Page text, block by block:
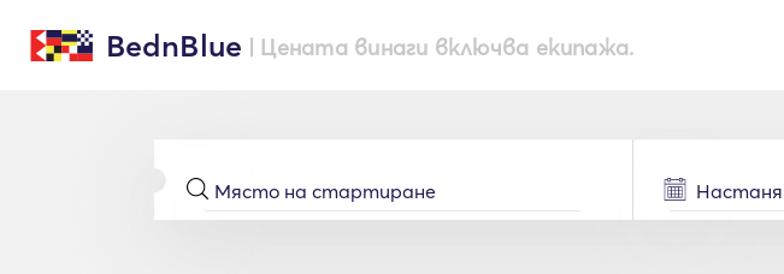
BednBlue | Цената винаги включва екипажа.